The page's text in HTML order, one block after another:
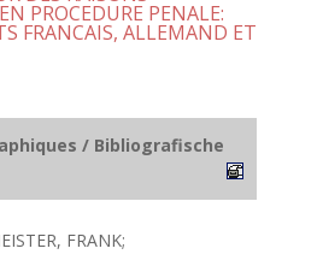
PROCEDURE PENALE:
FRANCAIS, ALLEMAND ET
/ Bibliografische
FRANK;